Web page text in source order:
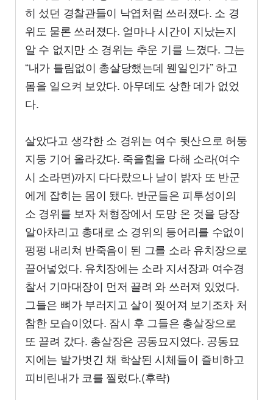
히 섰던 경찰관들이 낙엽처럼 쓰러졌다. 소 경
위도 물론 쓰러졌다. 얼마나 시간이 지났는지
알 수 없지만 소 경위는 추운 기를 느꼈다. 그는
“내가 틀림없이 총살당했는데 웬일인가” 하고
몸을 일으켜 보았다. 아무데도 상한 데가 없었
다.
살았다고 생각한 소 경위는 여수 뒷산으로 허둥
지둥 기어 올라갔다. 죽을힘을 다해 소라(여수
시 소라면)까지 다다랐으나 날이 밝자 또 반군
에게 잡히는 몸이 됐다. 반군들은 피투성이의
소 경위를 보자 처형장에서 도망 온 것을 당장
알아차리고 총대로 소 경위의 등어리를 수없이
펑펑 내리쳐 반죽음이 된 그를 소라 유치장으로
끌어넣었다. 유치장에는 소라 지서장과 여수경
찰서 기마대장이 먼저 끌려 와 쓰러져 있었다.
그들은 뼈가 부러지고 살이 찢어져 보기조차 처
참한 모습이었다. 잠시 후 그들은 총살장으로
또 끌려 갔다. 총살장은 공동묘지였다. 공동묘
지에는 발가벗긴 채 학살된 시체들이 즐비하고
피비린내가 코를 찔렀다.(후략)